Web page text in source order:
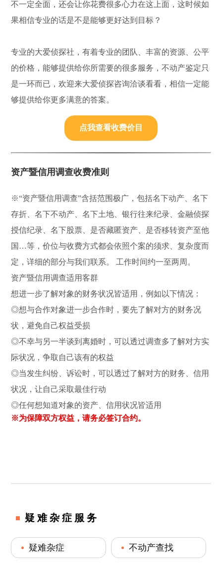
不一定全面，还会让你花费很多心力在这上面，这时候如
果相信专业的话是不是能够更好达到目标？
专业的大爱侦探社，有着专业的团队、丰富的资源、公平
的价格，能够提供给你所需要的很多服务，不动产鉴定只
是一环而已，欢迎来大爱侦探咨询洽谈看看，相信一定能
够提供给你更多满意的答案。
点我查看收费价目
资产暨信用调查收费准则
※“资产暨信用调查”含括范围极广，包括名下动产、名下
存折、名下不动产、名下土地、银行往来纪录、金融侦探
授信纪录、名下股票、是否藏匿资产、是否移转资产至他
国…等，价位与收费方式都会依照个案的须求、复杂度而
定，详细的部分与我们联系。 工作时间约一至两周。
资产暨信用调查适用客群
想进一步了解对象的财务状况皆适用，例如以下情况：
◎想与合作对象进一步合作时，要先了解对方的财务况
状，避免自己权益受损
◎不幸与另一半谈到离婚时，可以透过调查多了解对方实
际状况，争取自己该有的权益
◎当发生纠纷、诉讼时，可以透过了解对方的财务、信用
状况，让自己采取最佳行动
◎任何想知道对象的资产、信用状况皆适用
※为保障双方权益，请务必签订合约。
疑难杂症服务
疑难杂症 不动产查找